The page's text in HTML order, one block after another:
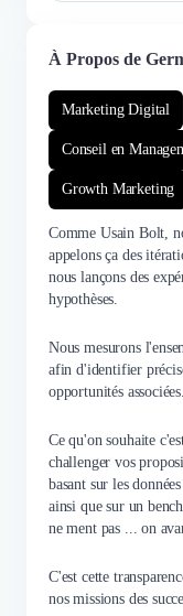
À Propos de
Marketing Digital
Conseil en
Growth Marketing
Comme Usain Bolt,
appelons ça des
nous lançons des
hypothèses.
Nous mesurons
afin d'identifier
opportunités associées.
Ce qu'on souhaite
challenger vos
basant sur les
ainsi que sur un
ne ment pas ... on
C'est cette
nos missions des